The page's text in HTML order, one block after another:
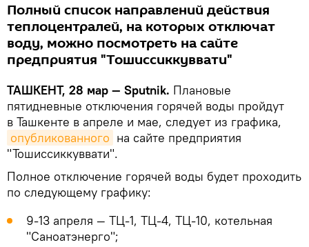
Полный список направлений действия
теплоцентралей, на которых отключат
воду, можно посмотреть на сайте
предприятия "Тошиссиккуввати"
ТАШКЕНТ, 28 мар — Sputnik. Плановые
пятидневные отключения горячей воды пройдут
в Ташкенте в апреле и мае, следует из графика,
опубликованного на сайте предприятия
"Тошиссиккуввати".
Полное отключение горячей воды будет проходить
по следующему графику:
9­-13 апреля — ТЦ-1, ТЦ­-4, ТЦ-­10, котельная
"Саноатэнерго";